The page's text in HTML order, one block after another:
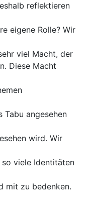
reflektieren
eigene Rolle? Wir
viel Macht, der
Diese Macht
Tabu angesehen
wird. Wir
viele Identitäten
mit zu bedenken.